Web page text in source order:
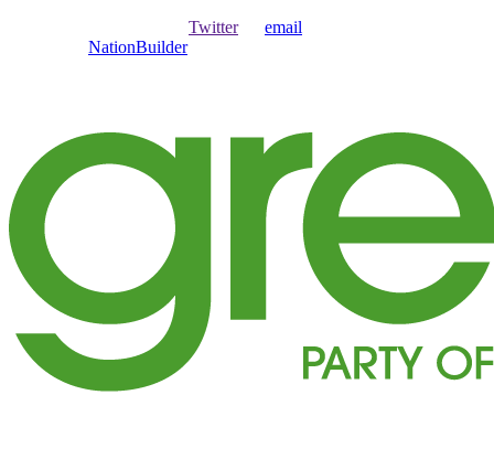
Twitterou email
NationBuilder